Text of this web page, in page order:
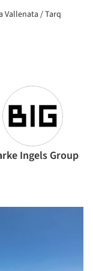
Ingels Group
Vallenata / Tarq